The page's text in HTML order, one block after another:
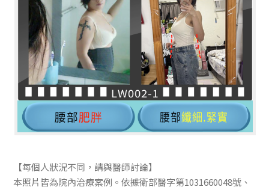
【每個人狀況不同，請與醫師討論】
本照片皆為院內治療案例。依據衛部醫字第1031660048號、